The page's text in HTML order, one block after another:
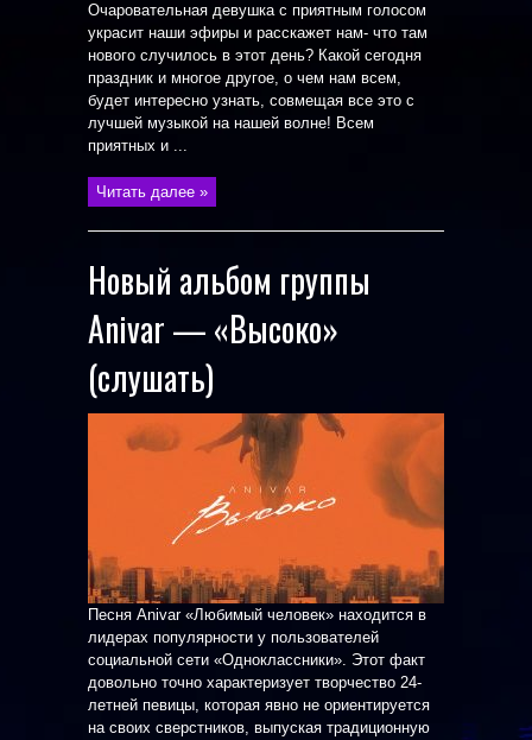
Очаровательная девушка с приятным голосом
украсит наши эфиры и расскажет нам- что там
нового случилось в этот день? Какой сегодня
праздник и многое другое, о чем нам всем,
будет интересно узнать, совмещая все это с
лучшей музыкой на нашей волне! Всем
приятных и ...
Читать далее »
Новый альбом группы
Anivar — «Высоко»
(слушать)
Песня Anivar «Любимый человек» находится в
лидерах популярности у пользователей
социальной сети «Одноклассники». Этот факт
довольно точно характеризует творчество 24-
летней певицы, которая явно не ориентируется
на своих сверстников, выпуская традиционную